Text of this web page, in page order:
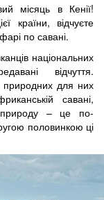
місяць в Кенії!
країни, відчуєте
по савані.
національних
відчуття.
природних для них
савані,
природу – це по-
половинкою ці